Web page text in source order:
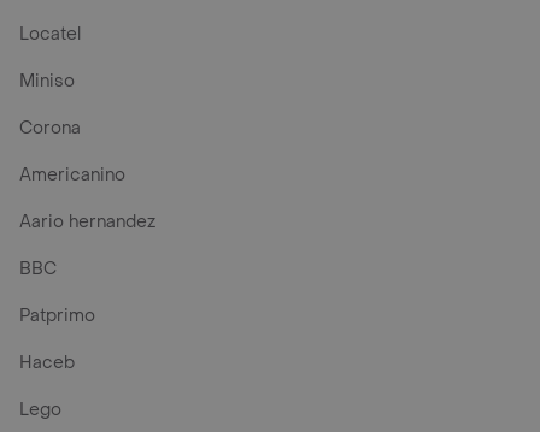
Locatel
Miniso
Corona
Americanino
Aario hernandez
BBC
Patprimo
Haceb
Lego